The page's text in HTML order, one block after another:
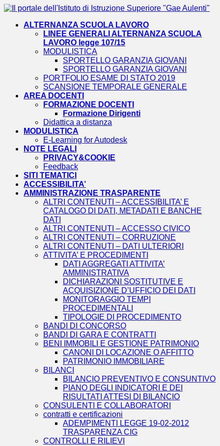
ALTERNANZA SCUOLA LAVORO
LINEE GENERALI ALTERNANZA SCUOLA
LAVORO legge 107/15
MODULISTICA
SPORTELLO GARANZIA GIOVANI
SPORTELLO GARANZIA GIOVANI
PORTFOLIO ESAME DI STATO 2019
SCANSIONE TEMPORALE GENERALE
AREA DOCENTI
FORMAZIONE DOCENTI
Formazione Dirigenti
Didattica a distanza
MODULISTICA
E-Learning for Autodesk
NOTE LEGALI
PRIVACY&COOKIE
Feedback
SITI TEMATICI
ACCESSIBILITA’
AMMINISTRAZIONE TRASPARENTE
ALTRI CONTENUTI – ACCESSIBILITA’ E
CATALOGO DI DATI, METADATI E BANCHE
DATI
ALTRI CONTENUTI – ACCESSO CIVICO
ALTRI CONTENUTI – CORRUZIONE
ALTRI CONTENUTI – DATI ULTERIORI
ATTIVITA’ E PROCEDIMENTI
DATI AGGREGATI ATTIVITA’
AMMINISTRATIVA
DICHIARAZIONI SOSTITUTIVE E
ACQUISIZIONE D’UFFICIO DEI DATI
MONITORAGGIO TEMPI
PROCEDIMENTALI
TIPOLOGIE DI PROCEDIMENTO
BANDI DI CONCORSO
BANDI DI GARA E CONTRATTI
BENI IMMOBILI E GESTIONE PATRIMONIO
CANONI DI LOCAZIONE O AFFITTO
PATRIMONIO IMMOBILIARE
BILANCI
BILANCIO PREVENTIVO E CONSUNTIVO
PIANO DEGLI INDICATORI E DEI
RISULTATI ATTESI DI BILANCIO
CONSULENTI E COLLABORATORI
contratti e certificazioni
ADEMPIMENTI LEGGE 19-02-2012
TRASPARENZA CIG
CONTROLLI E RILIEVI